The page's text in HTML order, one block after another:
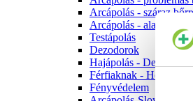
Arcápolás - száraz
Arcápolás - alapozók
Testápolás
Dezodorok
Hajápolás - Dercos
Férfiaknak - Homme
Fényvédelem